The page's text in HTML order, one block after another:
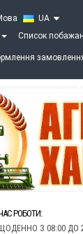
UA
Список
РОБОТИ:
ЩОДЕННО З 08:00 ДО